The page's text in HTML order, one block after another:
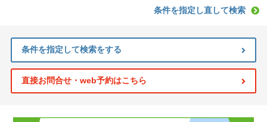
条件を指定し直して検索
条件を指定して検索をする
直接お問合せ・web予約はこちら